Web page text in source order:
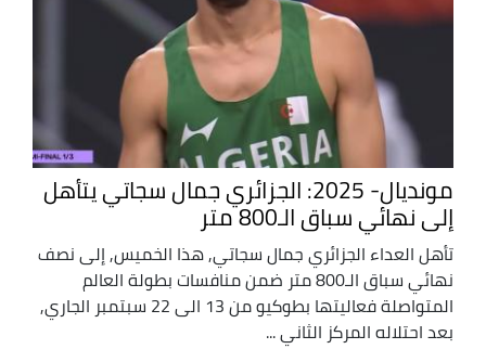
مونديال- 2025: الجزائري جمال سجاتي يتأهل
إلى نهائي سباق الـ800 متر
تأهل العداء الجزائري جمال سجاتي, هذا الخميس, إلى نصف
نهائي سباق الـ800 متر ضمن منافسات بطولة العالم
المتواصلة فعاليتها بطوكيو من 13 الى 22 سبتمبر الجاري,
بعد احتلاله المركز الثاني ...